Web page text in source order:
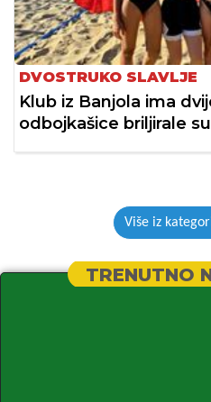
DVOSTRUKO SLAVLJE
Klub iz Banjola ima
odbojkašice briljirale
Više iz
TRENUTNO